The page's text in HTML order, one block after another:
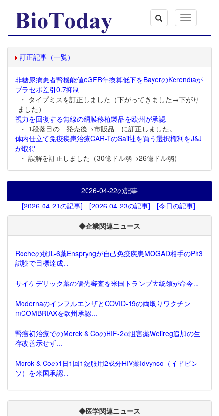
Toggle
navigation
訂正記事（一覧）
非糖尿病患者腎機能値eGFR年換算低下をBayerのKerendiaが
プラセボ差引0.7抑制
・ タイプミスを訂正しました（下がってきました→下がり
ました）
視力を回復する無線の網膜移植製品を欧州が承認
・ 1段落目の 発売後→市販品 に訂正しました。
体内仕立て免疫疾患治療CAR-TのSail社を買う選択権利をJ&J
が取得
・ 誤解を訂正しました（30億ドル弱→26億ドル弱）
2026-04-22の記事
[2026-04-21の記事]
[2026-04-23の記事] [今日の記事]
◆企業関連ニュース
Rocheの抗IL-6薬Enspryngが自己免疫疾患MOGAD相手のPh3
試験で目標達成...
サイケデリック薬の優先審査を米国トランプ大統領が命令...
ModernaのインフルエンザとCOVID-19の両取りワクチン
mCOMBRIAXを欧州承認...
腎癌初治療でのMerck & CoのHIF-2α阻害薬Welireg追加の生
存改善示せず...
Merck & Coの1日1回1錠服用2成分HIV薬Idvynso（イドビン
ソ）を米国承認...
◆医学関連ニュース